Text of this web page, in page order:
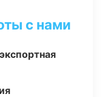
с нами